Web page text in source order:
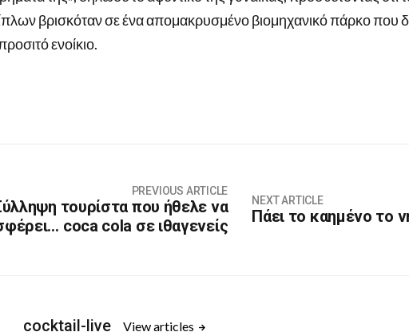
βρισκόταν σε ένα απομακρυσμένο βιομηχανικό πάρκο που
ενοίκιο.
PREVIOUS ARTICLE
τουρίστα που ήθελε να
coca cola σε ιθαγενείς
NEXT ARTICLE
Πάει το καημένο το
cocktail-live View articles